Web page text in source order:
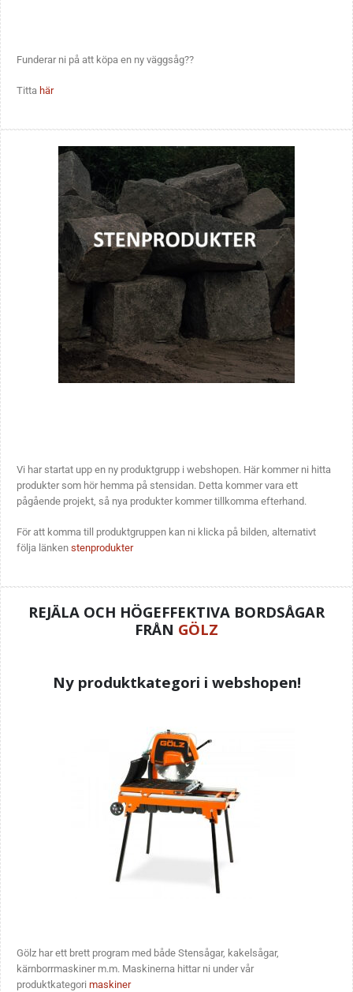
Funderar ni på att köpa en ny väggsåg??
Titta här
Vi har startat upp en ny produktgrupp i webshopen. Här kommer ni hitta
produkter som hör hemma på stensidan. Detta kommer vara ett
pågående projekt, så nya produkter kommer tillkomma efterhand.
För att komma till produktgruppen kan ni klicka på bilden, alternativt
följa länken stenprodukter
REJÄLA OCH HÖGEFFEKTIVA BORDSÅGAR
FRÅN GÖLZ
Ny produktkategori i webshopen!
Gölz har ett brett program med både Stensågar, kakelsågar,
kärnborrmaskiner m.m. Maskinerna hittar ni under vår
produktkategori maskiner